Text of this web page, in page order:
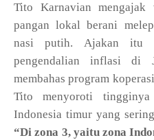
Tito Karnavian mengajak
pangan lokal berani
nasi putih. Ajakan itu
pengendalian inflasi di
membahas program
Tito menyoroti
Indonesia timur yang
“Di zona 3, yaitu zona